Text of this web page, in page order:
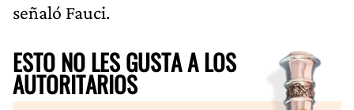
señaló Fauci.
ESTO NO LES GUSTA A LOS
AUTORITARIOS